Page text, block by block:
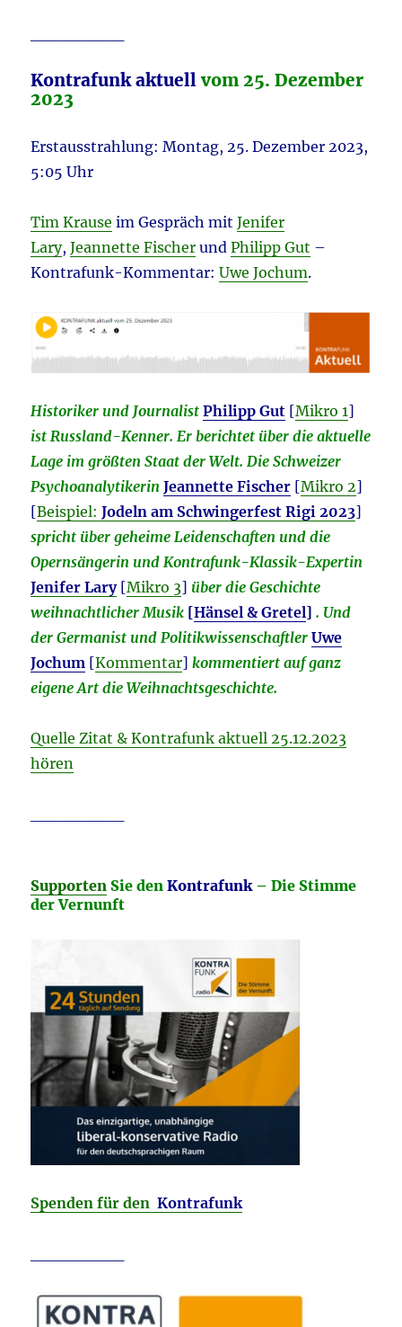
Kontrafunk aktuell vom 25. Dezember
2023
Erstausstrahlung: Montag, 25. Dezember 2023,
5:05 Uhr
Tim Krause im Gespräch mitJenifer
Lary,Jeannette Fischer undPhilipp Gut –
Kontrafunk-Kommentar:Uwe Jochum.
Historiker und Journalist Philipp Gut [Mikro 1]
ist Russland-Kenner. Er berichtet über die aktuelle
Lage im größten Staat der Welt. Die Schweizer
Psychoanalytikerin Jeannette Fischer [Mikro 2]
[Beispiel:Jodeln am Schwingerfest Rigi 2023]
spricht über geheime Leidenschaften und die
Opernsängerin und Kontrafunk-Klassik-Expertin
Jenifer Lary[Mikro 3] über die Geschichte
weihnachtlicher Musik [Hänsel & Gretel] . Und
der Germanist und Politikwissenschaftler Uwe
Jochum [Kommentar]kommentiert auf ganz
eigene Art die Weihnachtsgeschichte.
Quelle Zitat & Kontrafunk aktuell 25.12.2023
hören
Supporten Sie denKontrafunk– Die Stimme
der Vernunft
Spenden für denKontrafunk